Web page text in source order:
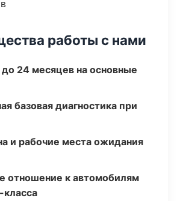
работы с нами
до 24 месяцев на основные
базовая диагностика при
и рабочие места ожидания
отношение к автомобилям